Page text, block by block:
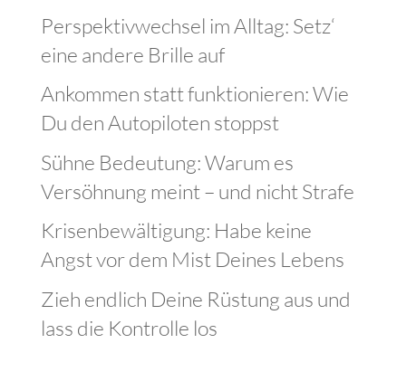
Perspektivwechsel im Alltag: Setz‘
eine andere Brille auf
Ankommen statt funktionieren: Wie
Du den Autopiloten stoppst
Sühne Bedeutung: Warum es
Versöhnung meint – und nicht Strafe
Krisenbewältigung: Habe keine
Angst vor dem Mist Deines Lebens
Zieh endlich Deine Rüstung aus und
lass die Kontrolle los